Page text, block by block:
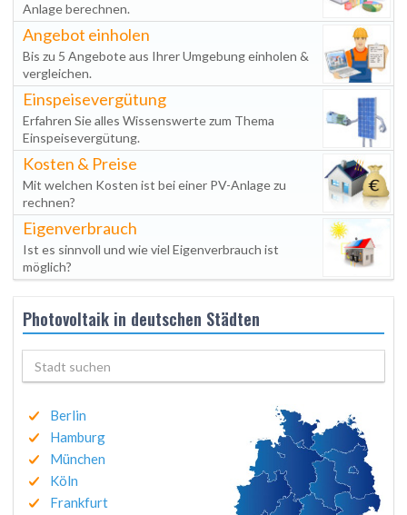
Anlage berechnen.
Angebot einholen
Bis zu 5 Angebote aus Ihrer Umgebung einholen &
vergleichen.
Einspeisevergütung
Erfahren Sie alles Wissenswerte zum Thema
Einspeisevergütung.
Kosten & Preise
Mit welchen Kosten ist bei einer PV-Anlage zu
rechnen?
Eigenverbrauch
Ist es sinnvoll und wie viel Eigenverbrauch ist
möglich?
Photovoltaik in deutschen Städten
Berlin
Hamburg
München
Köln
Frankfurt